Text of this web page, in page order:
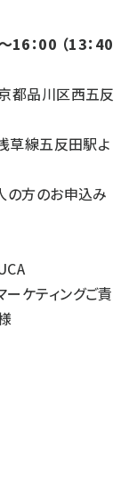
16：00 （13：40
都品川区西五反
草線五反田駅よ
の方のお申込み
ーケティングご責